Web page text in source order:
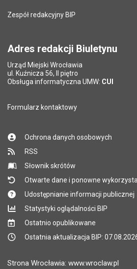
Pytanie antyspamowe
*
Pole wymagane
Zespół redakcyjny BIP
Adres redakcji Biuletynu
Urząd Miejski Wrocławia
ul. Kuźnicza 56, II piętro
Obsługa informatyczna UMW: CUI
Formularz kontaktowy
Ochrona danych osobowych
RSS
Słownik skrótów
Otwarte dane i ponowne
Udostępnianie informacji publicznej
Statystyki oglądalności BIP
Ostatnio opublikowane
Ostatnia aktualizacja BIP:
Strona Wrocławia: www.wroclaw.pl